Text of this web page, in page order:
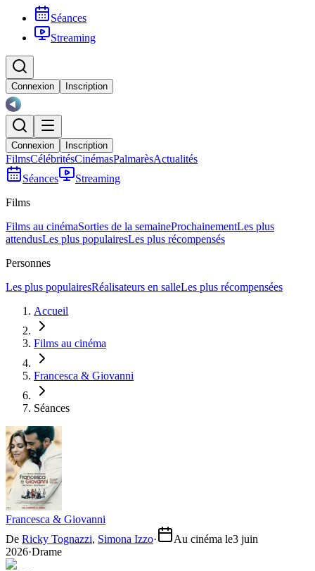
Séances
Streaming
Connexion Inscription
Connexion Inscription
FilmsCélébritésCinémasPalmarèsActualités
Séances
Streaming
Films
Films au cinémaSorties de la semaineProchainementLes plus
attendusLes plus populairesLes plus récompensés
Personnes
Les plus populairesRéalisateurs en salleLes plus récompensées
Accueil
Films au cinéma
Francesca & Giovanni
Séances
Francesca & Giovanni
De Ricky Tognazzi, Simona Izzo· Au cinéma le3 juin
2026·Drame